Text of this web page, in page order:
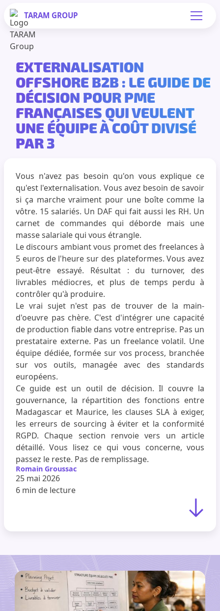
TARAM GROUP
EXTERNALISATION
OFFSHORE B2B : LE GUIDE DE
DÉCISION POUR PME
FRANÇAISES QUI VEULENT
UNE ÉQUIPE À COÛT DIVISÉ
PAR 3
Vous n'avez pas besoin qu'on vous explique ce
qu'est l'externalisation. Vous avez besoin de savoir
si ça marche vraiment pour une boîte comme la
vôtre. 15 salariés. Un DAF qui fait aussi les RH. Un
carnet de commandes qui déborde mais une
masse salariale qui vous étrangle.
Le discours ambiant vous promet des freelances à
5 euros de l'heure sur des plateformes. Vous avez
peut-être essayé. Résultat : du turnover, des
livrables médiocres, et plus de temps perdu à
contrôler qu'à produire.
Le vrai sujet n'est pas de trouver de la main-
d'oeuvre pas chère. C'est d'intégrer une capacité
de production fiable dans votre entreprise. Pas un
prestataire externe. Pas un freelance volatil. Une
équipe dédiée, formée sur vos process, branchée
sur vos outils, managée avec des standards
européens.
Ce guide est un outil de décision. Il couvre la
gouvernance, la répartition des fonctions entre
Madagascar et Maurice, les clauses SLA à exiger,
les erreurs de sourcing à éviter et la conformité
RGPD. Chaque section renvoie vers un article
détaillé. Vous lisez ce qui vous concerne, vous
passez le reste. Pas de remplissage.
Romain Groussac
25 mai 2026
6 min de lecture